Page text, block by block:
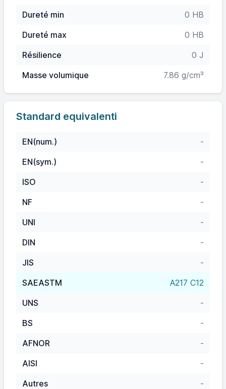
Dureté min
0 HB
Dureté max
0 HB
Résilience
0 J
Masse volumique
7.86 g/cm³
Standard equivalenti
EN(num.)
-
EN(sym.)
-
ISO
-
NF
-
UNI
-
DIN
-
JIS
-
SAEASTM
A217 C12
UNS
-
BS
-
AFNOR
-
AISI
-
Autres
-